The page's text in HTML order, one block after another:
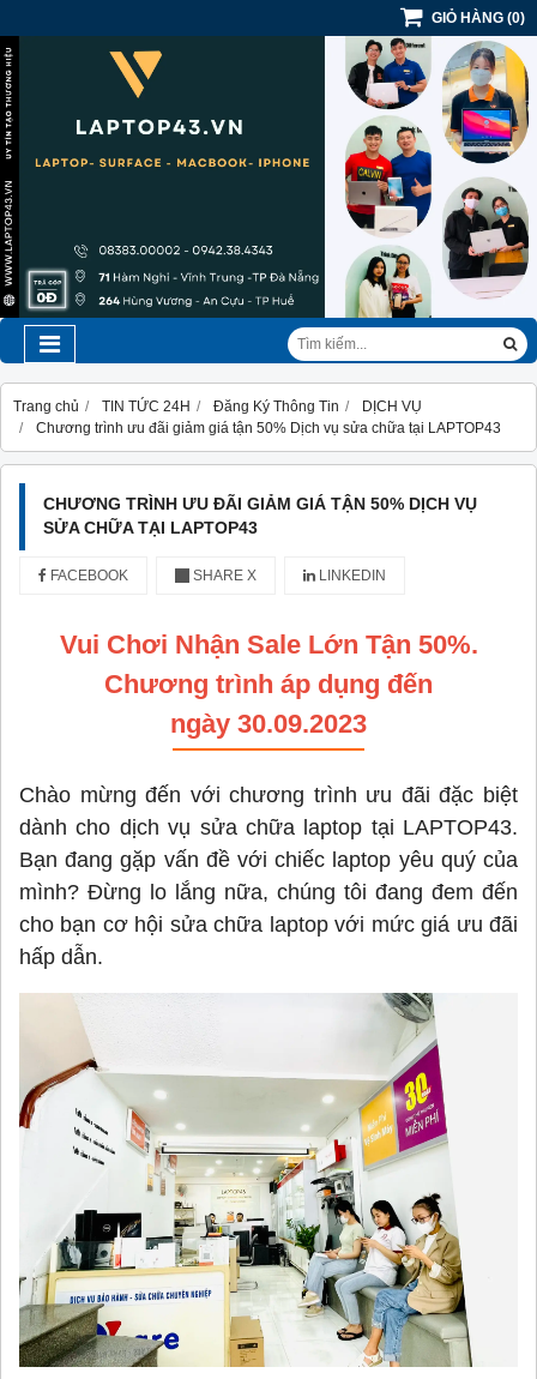
GIỎ HÀNG (0)
Trang chủ TIN TỨC 24H Đăng Ký Thông Tin
DỊCH VỤ
Chương trình ưu đãi giảm giá tận 50% Dịch vụ sửa chữa tại LAPTOP43
CHƯƠNG TRÌNH ƯU ĐÃI GIẢM GIÁ TẬN 50% DỊCH VỤ
SỬA CHỮA TẠI LAPTOP43
FACEBOOK SHARE X LINKEDIN
Vui Chơi Nhận Sale Lớn Tận 50%.
Chương trình áp dụng đến
ngày 30.09.2023
Chào mừng đến với chương trình ưu đãi đặc biệt
dành cho dịch vụ sửa chữa laptop tại LAPTOP43.
Bạn đang gặp vấn đề với chiếc laptop yêu quý của
mình? Đừng lo lắng nữa, chúng tôi đang đem đến
cho bạn cơ hội sửa chữa laptop với mức giá ưu đãi
hấp dẫn.